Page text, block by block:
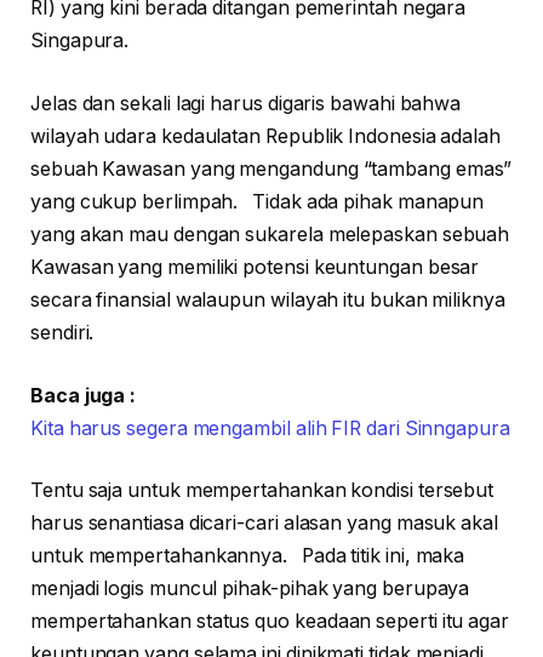
RI) yang kini berada ditangan pemerintah negara
Singapura.
Jelas dan sekali lagi harus digaris bawahi bahwa
wilayah udara kedaulatan Republik Indonesia adalah
sebuah Kawasan yang mengandung “tambang emas”
yang cukup berlimpah. Tidak ada pihak manapun
yang akan mau dengan sukarela melepaskan sebuah
Kawasan yang memiliki potensi keuntungan besar
secara finansial walaupun wilayah itu bukan miliknya
sendiri.
Baca juga :
Kita harus segera mengambil alih FIR dari Sinngapura
Tentu saja untuk mempertahankan kondisi tersebut
harus senantiasa dicari-cari alasan yang masuk akal
untuk mempertahankannya. Pada titik ini, maka
menjadi logis muncul pihak-pihak yang berupaya
mempertahankan status quo keadaan seperti itu agar